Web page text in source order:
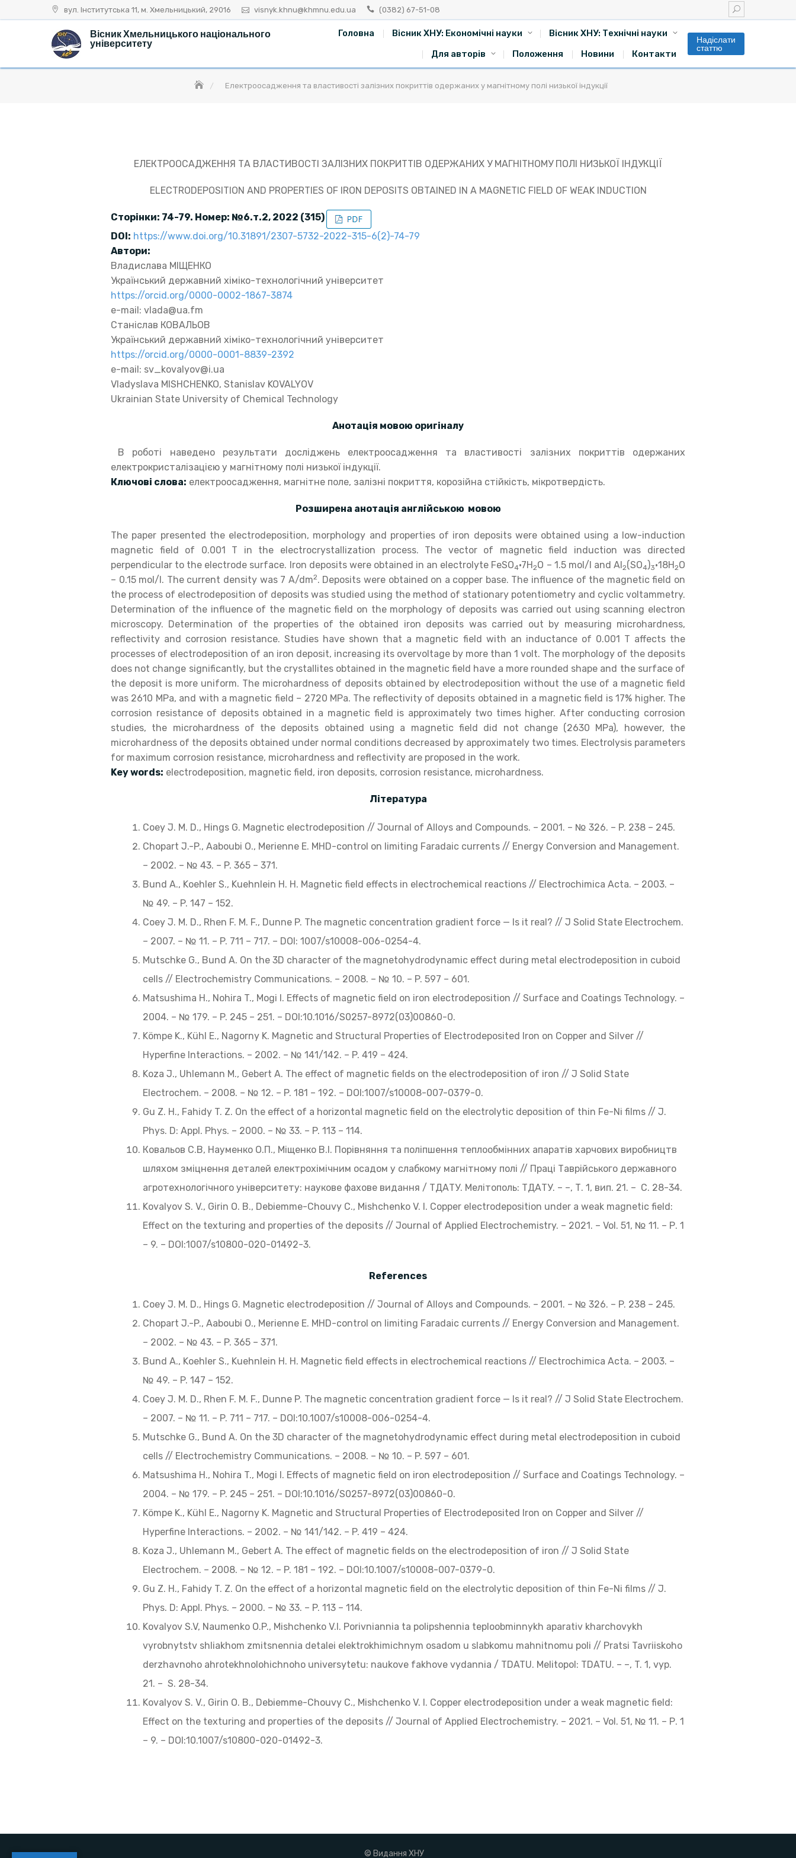
to
вул. Інститутська 11, м. Хмельницький, 29016 visnyk.khnu@khmnu.edu.ua (0382) 67-51-08
Вісник Хмельницького національного
університету
Головна Вісник ХНУ: Економічні науки
Вісник ХНУ: Технічні науки
Для авторів
Положення Новини Контакти
Надіслати
статтю
Електроосадження та властивості залізних покриттів одержаних у магнітному полі низької індукції
ЕЛЕКТРООСАДЖЕННЯ ТА ВЛАСТИВОСТІ ЗАЛІЗНИХ ПОКРИТТІВ ОДЕРЖАНИХ У МАГНІТНОМУ ПОЛІ НИЗЬКОЇ ІНДУКЦІЇ
ELECTRODEPOSITION AND PROPERTIES OF IRON DEPOSITS OBTAINED IN A MAGNETIC FIELD OF WEAK INDUCTION
Сторінки: 74-79. Номер: №6.т.2, 2022 (315)
DOI: https://www.doi.org/10.31891/2307-5732-2022-315-6(2)-74-79
Автори:
Владислава МІЩЕНКО
Український державний хіміко-технологічний університет
https://orcid.org/0000-0002-1867-3874
e-mail: vlada@ua.fm
Станіслав КОВАЛЬОВ
Український державний хіміко-технологічний університет
https://orcid.org/0000-0001-8839-2392
e-mail: sv_kovalyov@i.ua
Vladyslava MISHCHENKO, Stanislav KOVALYOV
Ukrainian State University of Chemical Technology
Анотація мовою оригіналу
В роботі наведено результати досліджень електроосадження та властивості залізних покриттів одержаних
електрокристалізацією у магнітному полі низької індукції.
Ключові слова: електроосадження, магнітне поле, залізні покриття, корозійна стійкість, мікротвердість.
Розширена анотація англійською мовою
The paper presented the electrodeposition, morphology and properties of iron deposits were obtained using a low-induction
magnetic field of 0.001 T in the electrocrystallization process. The vector of magnetic field induction was directed
perpendicular to the electrode surface. Iron deposits were obtained in an electrolyte FeSO4·7H2O – 1.5 mol/l and Al2(SO4)3·18H2O
– 0.15 mol/l. The current density was 7 A/dm2. Deposits were obtained on a copper base. The influence of the magnetic field on
the process of electrodeposition of deposits was studied using the method of stationary potentiometry and cyclic voltammetry.
Determination of the influence of the magnetic field on the morphology of deposits was carried out using scanning electron
microscopy. Determination of the properties of the obtained iron deposits was carried out by measuring microhardness,
reflectivity and corrosion resistance. Studies have shown that a magnetic field with an inductance of 0.001 T affects the
processes of electrodeposition of an iron deposit, increasing its overvoltage by more than 1 volt. The morphology of the deposits
does not change significantly, but the crystallites obtained in the magnetic field have a more rounded shape and the surface of
the deposit is more uniform. The microhardness of deposits obtained by electrodeposition without the use of a magnetic field
was 2610 MPa, and with a magnetic field – 2720 MPa. The reflectivity of deposits obtained in a magnetic field is 17% higher. The
corrosion resistance of deposits obtained in a magnetic field is approximately two times higher. After conducting corrosion
studies, the microhardness of the deposits obtained using a magnetic field did not change (2630 MPa), however, the
microhardness of the deposits obtained under normal conditions decreased by approximately two times. Electrolysis parameters
for maximum corrosion resistance, microhardness and reflectivity are proposed in the work.
Key words: electrodeposition, magnetic field, iron deposits, corrosion resistance, microhardness.
Література
Coey J. M. D., Hings G. Magnetic electrodeposition // Journal of Alloys and Compounds. – 2001. – № 326. – P. 238 – 245.
Chopart J.-P., Aaboubi O., Merienne E. MHD-control on limiting Faradaic currents // Energy Conversion and Management.
– 2002. – № 43. – P. 365 – 371.
Bund A., Koehler S., Kuehnlein H. H. Magnetic field effects in electrochemical reactions // Electrochimica Acta. – 2003. –
№ 49. – P. 147 – 152.
Coey J. M. D., Rhen F. M. F., Dunne P. The magnetic concentration gradient force — Is it real? // J Solid State Electrochem.
– 2007. – № 11. – P. 711 – 717. – DOI: 1007/s10008-006-0254-4.
Mutschke G., Bund A. On the 3D character of the magnetohydrodynamic effect during metal electrodeposition in cuboid
cells // Electrochemistry Communications. – 2008. – № 10. – P. 597 – 601.
Matsushima H., Nohira T., Mogi I. Effects of magnetic field on iron electrodeposition // Surface and Coatings Technology. –
2004. – № 179. – P. 245 – 251. – DOI:10.1016/S0257-8972(03)00860-0.
Kömpe K., Kühl E., Nagorny K. Magnetic and Structural Properties of Electrodeposited Iron on Copper and Silver //
Hyperfine Interactions. – 2002. – № 141/142. – P. 419 – 424.
Koza J., Uhlemann M., Gebert A. The effect of magnetic fields on the electrodeposition of iron // J Solid State
Electrochem. – 2008. – № 12. – P. 181 – 192. – DOI:1007/s10008-007-0379-0.
Gu Z. H., Fahidy T. Z. On the effect of a horizontal magnetic field on the electrolytic deposition of thin Fe-Ni films // J.
Phys. D: Appl. Phys. – 2000. – № 33. – P. 113 – 114.
Ковальов С.В, Науменко О.П., Міщенко В.І. Порівняння та поліпшення теплообмінних апаратів харчових виробництв
шляхом зміцнення деталей електрохімічним осадом у слабкому магнітному полі // Праці Таврійського державного
агротехнологічного університету: наукове фахове видання / ТДАТУ. Мелітополь: ТДАТУ. – –, Т. 1, вип. 21. – С. 28-34.
Kovalyov S. V., Girin О. B., Debiemme-Chouvy C., Mishchenko V. I. Copper electrodeposition under a weak magnetic field:
Effect on the texturing and properties of the deposits // Journal of Applied Electrochemistry. – 2021. – Vol. 51, № 11. – Р. 1
– 9. – DOI:1007/s10800-020-01492-3.
References
Coey J. M. D., Hings G. Magnetic electrodeposition // Journal of Alloys and Compounds. – 2001. – № 326. – P. 238 – 245.
Chopart J.-P., Aaboubi O., Merienne E. MHD-control on limiting Faradaic currents // Energy Conversion and Management.
– 2002. – № 43. – P. 365 – 371.
Bund A., Koehler S., Kuehnlein H. H. Magnetic field effects in electrochemical reactions // Electrochimica Acta. – 2003. –
№ 49. – P. 147 – 152.
Coey J. M. D., Rhen F. M. F., Dunne P. The magnetic concentration gradient force — Is it real? // J Solid State Electrochem.
– 2007. – № 11. – P. 711 – 717. – DOI:10.1007/s10008-006-0254-4.
Mutschke G., Bund A. On the 3D character of the magnetohydrodynamic effect during metal electrodeposition in cuboid
cells // Electrochemistry Communications. – 2008. – № 10. – P. 597 – 601.
Matsushima H., Nohira T., Mogi I. Effects of magnetic field on iron electrodeposition // Surface and Coatings Technology. –
2004. – № 179. – P. 245 – 251. – DOI:10.1016/S0257-8972(03)00860-0.
Kömpe K., Kühl E., Nagorny K. Magnetic and Structural Properties of Electrodeposited Iron on Copper and Silver //
Hyperfine Interactions. – 2002. – № 141/142. – P. 419 – 424.
Koza J., Uhlemann M., Gebert A. The effect of magnetic fields on the electrodeposition of iron // J Solid State
Electrochem. – 2008. – № 12. – P. 181 – 192. – DOI:10.1007/s10008-007-0379-0.
Gu Z. H., Fahidy T. Z. On the effect of a horizontal magnetic field on the electrolytic deposition of thin Fe-Ni films // J.
Phys. D: Appl. Phys. – 2000. – № 33. – P. 113 – 114.
Kovalyov S.V, Naumenko O.P., Mishchenko V.I. Porivniannia ta polipshennia teploobminnykh aparativ kharchovykh
vyrobnytstv shliakhom zmitsnennia detalei elektrokhimichnym osadom u slabkomu mahnitnomu poli // Pratsi Tavriiskoho
derzhavnoho ahrotekhnolohichnoho universytetu: naukove fakhove vydannia / TDATU. Melitopol: TDATU. – –, T. 1, vyp.
21. – S. 28-34.
Kovalyov S. V., Girin О. B., Debiemme-Chouvy C., Mishchenko V. I. Copper electrodeposition under a weak magnetic field:
Effect on the texturing and properties of the deposits // Journal of Applied Electrochemistry. – 2021. – Vol. 51, № 11. – Р. 1
– 9. – DOI:10.1007/s10800-020-01492-3.
© Видання ХНУ